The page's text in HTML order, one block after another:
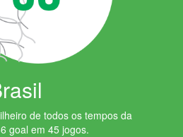
de todos os tempos da
goal em 45 jogos.